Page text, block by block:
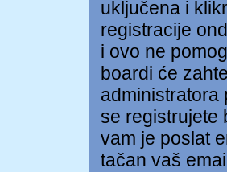
uključena i
registracije
i ovo ne
boardi će
administratora
se registrujete
vam je poslat
tačan vaš